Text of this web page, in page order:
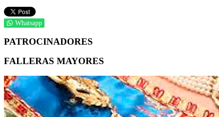
Whatsapp
PATROCINADORES
FALLERAS MAYORES